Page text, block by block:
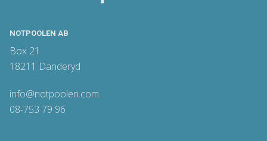
NOTPOOLEN AB
Box 21
18211 Danderyd
info@notpoolen.com
08-753 79 96